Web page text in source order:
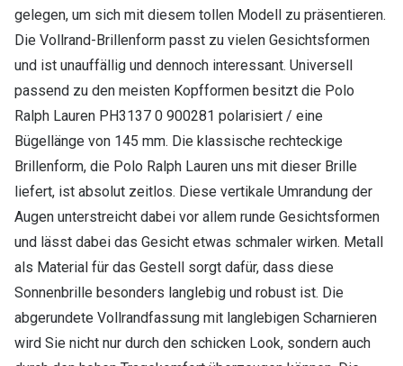
gelegen, um sich mit diesem tollen Modell zu präsentieren.
Die Vollrand-Brillenform passt zu vielen Gesichtsformen
und ist unauffällig und dennoch interessant. Universell
passend zu den meisten Kopfformen besitzt die Polo
Ralph Lauren PH3137 0 900281 polarisiert / eine
Bügellänge von 145 mm. Die klassische rechteckige
Brillenform, die Polo Ralph Lauren uns mit dieser Brille
liefert, ist absolut zeitlos. Diese vertikale Umrandung der
Augen unterstreicht dabei vor allem runde Gesichtsformen
und lässt dabei das Gesicht etwas schmaler wirken. Metall
als Material für das Gestell sorgt dafür, dass diese
Sonnenbrille besonders langlebig und robust ist. Die
abgerundete Vollrandfassung mit langlebigen Scharnieren
wird Sie nicht nur durch den schicken Look, sondern auch